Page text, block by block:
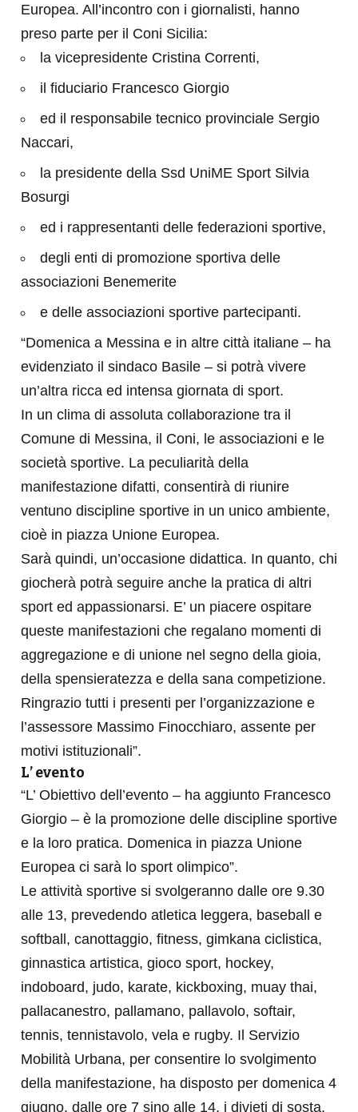
Europea. All’incontro con i giornalisti, hanno
preso parte per il Coni Sicilia:
la vicepresidente Cristina Correnti,
il fiduciario Francesco Giorgio
ed il responsabile tecnico provinciale Sergio
Naccari,
la presidente della Ssd UniME Sport Silvia
Bosurgi
ed i rappresentanti delle federazioni sportive,
degli enti di promozione sportiva delle
associazioni Benemerite
e delle associazioni sportive partecipanti.
“Domenica a Messina e in altre città italiane – ha
evidenziato il sindaco Basile – si potrà vivere
un’altra ricca ed intensa giornata di sport.
In un clima di assoluta collaborazione tra il
Comune di Messina, il Coni, le associazioni e le
società sportive. La peculiarità della
manifestazione difatti, consentirà di riunire
ventuno discipline sportive in un unico ambiente,
cioè in piazza Unione Europea.
Sarà quindi, un’occasione didattica. In quanto, chi
giocherà potrà seguire anche la pratica di altri
sport ed appassionarsi. E’ un piacere ospitare
queste manifestazioni che regalano momenti di
aggregazione e di unione nel segno della gioia,
della spensieratezza e della sana competizione.
Ringrazio tutti i presenti per l’organizzazione e
l’assessore Massimo Finocchiaro, assente per
motivi istituzionali”.
L’ evento
“L’ Obiettivo dell’evento – ha aggiunto Francesco
Giorgio – è la promozione delle discipline sportive
e la loro pratica. Domenica in piazza Unione
Europea ci sarà lo sport olimpico”.
Le attività sportive si svolgeranno dalle ore 9.30
alle 13, prevedendo atletica leggera, baseball e
softball, canottaggio, fitness, gimkana ciclistica,
ginnastica artistica, gioco sport, hockey,
indoboard, judo, karate, kickboxing, muay thai,
pallacanestro, pallamano, pallavolo, softair,
tennis, tennistavolo, vela e rugby. Il Servizio
Mobilità Urbana, per consentire lo svolgimento
della manifestazione, ha disposto per domenica 4
giugno, dalle ore 7 sino alle 14, i divieti di sosta,